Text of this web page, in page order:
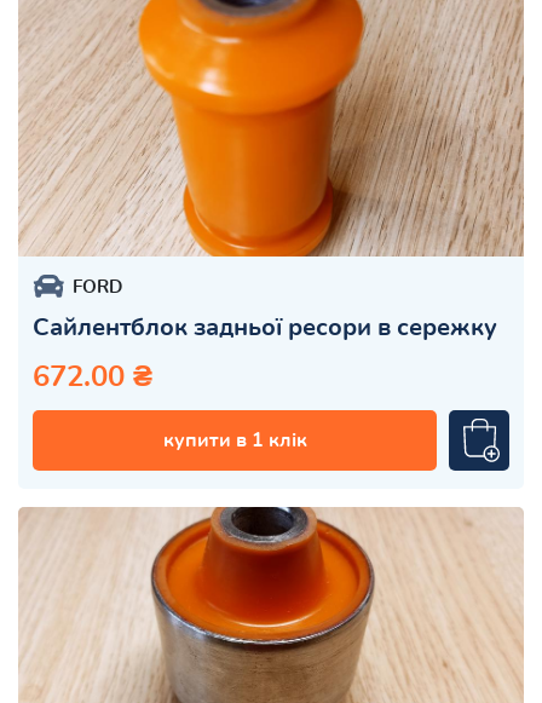
FORD
Сайлентблок задньої ресори в сережку
672.00 ₴
купити в 1 клік